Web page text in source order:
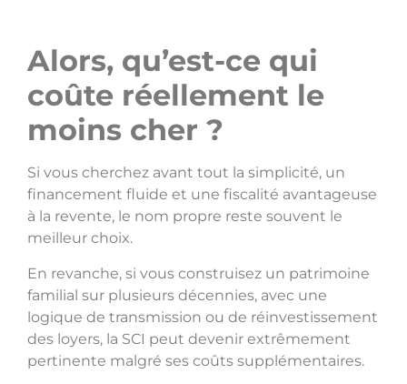
Alors, qu’est-ce qui
coûte réellement le
moins cher ?
Si vous cherchez avant tout la simplicité, un
financement fluide et une fiscalité avantageuse
à la revente, le nom propre reste souvent le
meilleur choix.
En revanche, si vous construisez un patrimoine
familial sur plusieurs décennies, avec une
logique de transmission ou de réinvestissement
des loyers, la SCI peut devenir extrêmement
pertinente malgré ses coûts supplémentaires.